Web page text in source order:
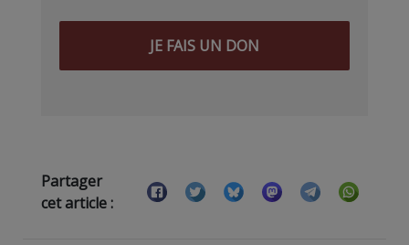
JE FAIS UN DON
Partager
cet article :